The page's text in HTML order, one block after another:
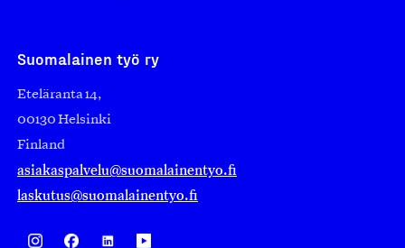
Suomalainen työ ry
Eteläranta 14,
00130 Helsinki
Finland
asiakaspalvelu@suomalainentyo.fi
laskutus@suomalainentyo.fi